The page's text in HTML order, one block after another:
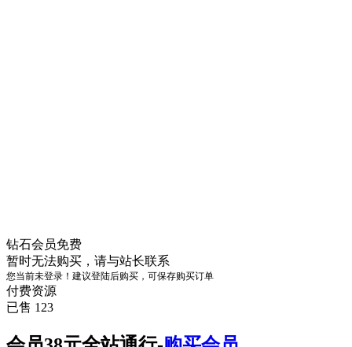
钻石会员免费
暂时无法购买，请与站长联系
您当前未登录！建议登陆后购买，可保存购买订单
付费资源
已售 123